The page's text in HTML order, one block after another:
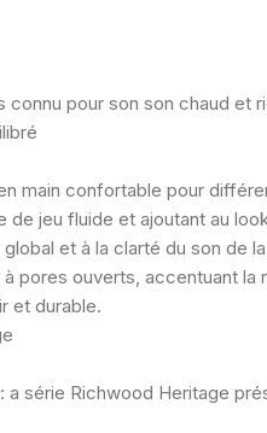
connu pour son son chaud et
main confortable pour
jeu fluide et ajoutant au
et à la clarté du son de
pores ouverts, accentuant
et durable.
a série Richwood Heritage